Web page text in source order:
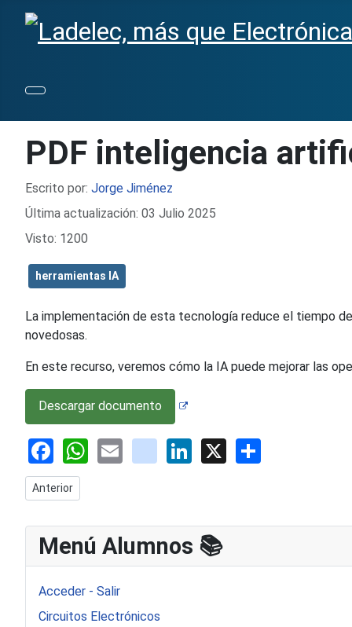
PDF inteligencia
Detalles
Escrito por: Jorge Jiménez
Última actualización: 03 Julio 2025
Visto: 1200
herramientas IA
La implementación de esta tecnología reduce el tiempo
novedosas.
En este recurso, veremos cómo la IA puede mejorar las
Descargar documento
Facebook
WhatsApp
Emailyoutube
LinkedIn
X
Artículo anterior: Generadores de imagen por I A
Anterior
Menú Alumnos 📚​
Acceder - Salir
Circuitos Electrónicos